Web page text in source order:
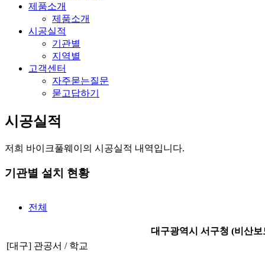
제품소개
제품소개
시공실적
기관별
지역별
고객센터
자주묻는질문
묻고답하기
시공실적
저희 바이크풀웨이의 시공실적 내역입니다.
기관별 설치 현황
전체
대구광역시 서구청 (비산보
[대구] 관공서 / 학교